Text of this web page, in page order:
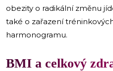
obezity o radikální změnu
také o zařazení
harmonogramu.
BMI a celkový